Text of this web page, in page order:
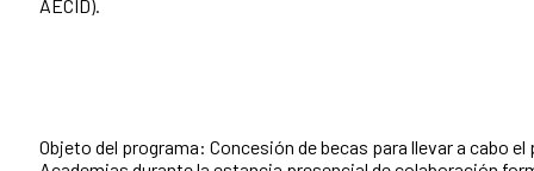
AECID).
Objeto del programa: Concesión de becas para llevar a cabo